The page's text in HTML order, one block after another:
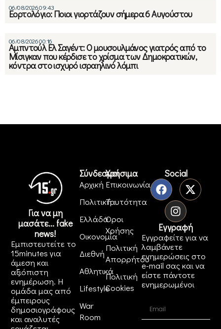
06/08/2026 09:43
Εορτολόγιο: Ποιοι γιορτάζουν σήμερα 6 Αυγούστου
06/08/2026 00:16
Αμπντούλ Ελ Σαγέντ: Ο μουσουλμάνος γιατρός από το
Μίσιγκαν που κέρδισε το χρίσμα των Δημοκρατικών,
κόντρα στο ισχυρό ισραηλινό λόμπι
Για να μη
μασάτε... fake
news!
Εμπιστευτείτε το
15minutes για
άμεση και
αξιόπιστη
ενημέρωση. Η
ομάδα μας από
έμπειρους
δημοσιογράφους
και αναλυτές
Σύνδεσμοι
Αρχική
Πολιτική
Ελλάδα
Οικονομία
Διεθνή
Αθλητικά
Lifestyle
War
Room
Χρήσιμα
Επικοινωνία
Ταυτότητα
Όροι
Χρήσης
Πολιτική
Απορρήτου
Πολιτική
Cookies
Social
Εγγραφή
Εγγραφείτε για να
λαμβάνετε
ενημερώσεις στο
e-mail σας και να
είστε πάντοτε
ενημερωμένοι